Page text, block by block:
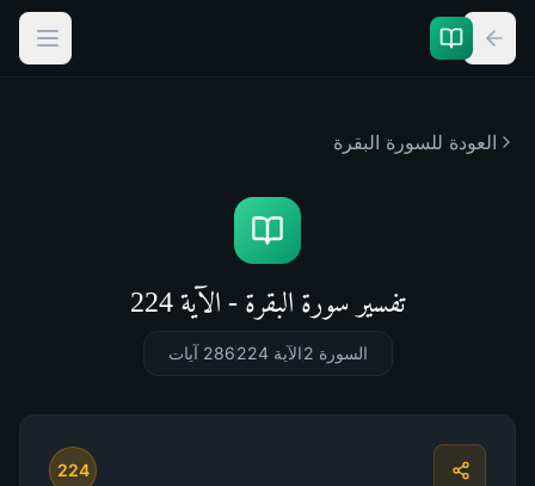
العودة للسورة البقرة
تفسير سورة البقرة - الآية 224
السورة 2 الآية 224 286 آيات
224